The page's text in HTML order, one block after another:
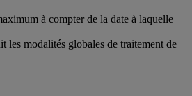
à compter de la date à laquelle
les modalités globales de traitement de